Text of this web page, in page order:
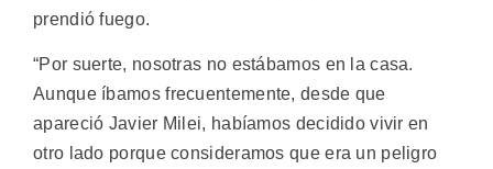
prendió fuego.
“Por suerte, nosotras no estábamos en la casa.
Aunque íbamos frecuentemente, desde que
apareció Javier Milei, habíamos decidido vivir en
otro lado porque consideramos que era un peligro